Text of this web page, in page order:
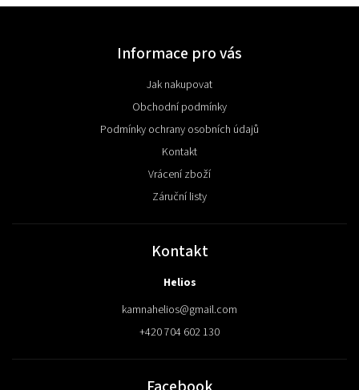
Informace pro vás
Jak nakupovat
Obchodní podmínky
Podmínky ochrany osobních údajů
Kontakt
Vrácení zboží
Záruční listy
Kontakt
Helios
kamnahelios@gmail.com
+420 704 602 130